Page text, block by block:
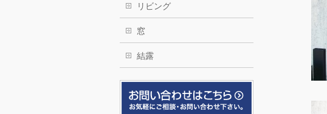
リビング
窓
結露